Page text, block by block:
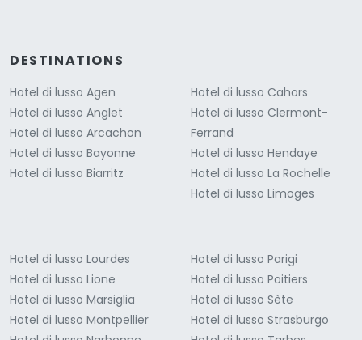
DESTINATIONS
Hotel di lusso Agen
Hotel di lusso Anglet
Hotel di lusso Arcachon
Hotel di lusso Bayonne
Hotel di lusso Biarritz
Hotel di lusso Cahors
Hotel di lusso Clermont-
Ferrand
Hotel di lusso Hendaye
Hotel di lusso La Rochelle
Hotel di lusso Limoges
Hotel di lusso Lourdes
Hotel di lusso Lione
Hotel di lusso Marsiglia
Hotel di lusso Montpellier
Hotel di lusso Parigi
Hotel di lusso Poitiers
Hotel di lusso Sète
Hotel di lusso Strasburgo